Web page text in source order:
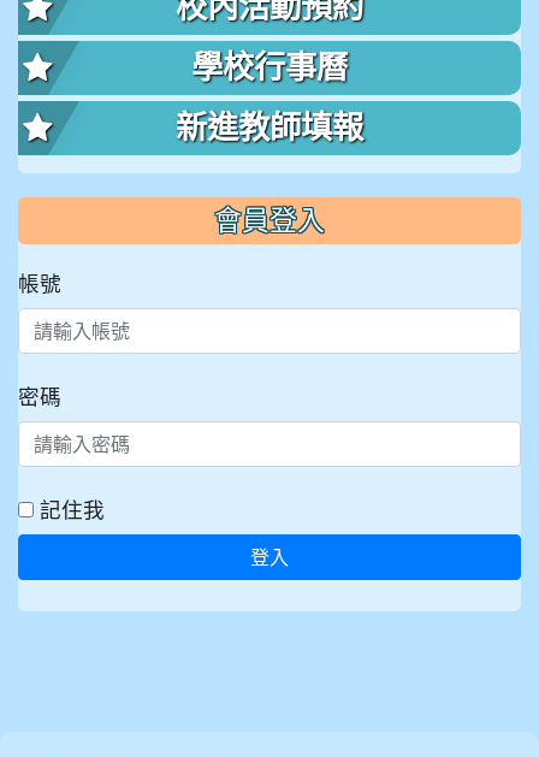
校內活動預約
學校行事曆
新進教師填報
會員登入
帳號
密碼
記住我
登入